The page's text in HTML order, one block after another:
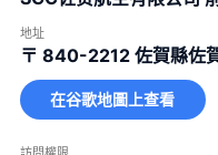
地址
〒 840-2212 佐賀縣佐
在谷歌地圖上查看